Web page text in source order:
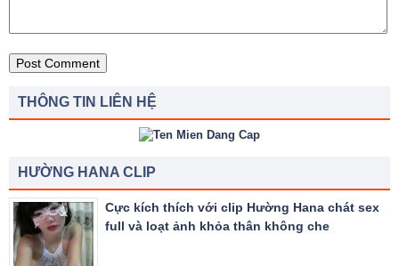
THÔNG TIN LIÊN HỆ
HƯỜNG HANA CLIP
Cực kích thích với clip Hường Hana chát sex
full và loạt ảnh khỏa thân không che